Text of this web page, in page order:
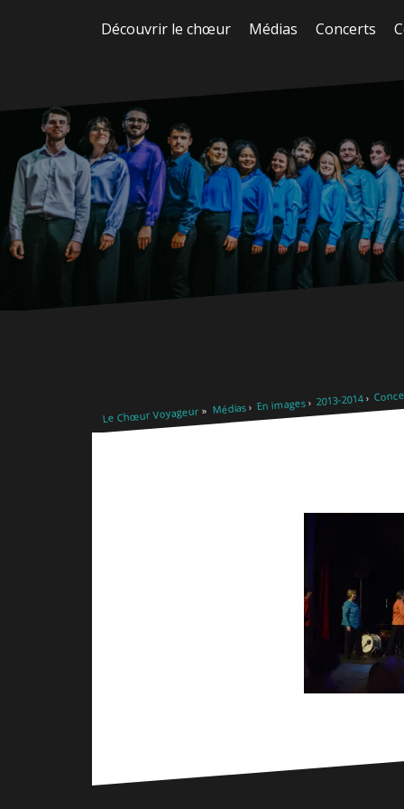
Découvrir le chœur Médias Concerts
Le Chœur Voyageur Médias En images 2013-2014